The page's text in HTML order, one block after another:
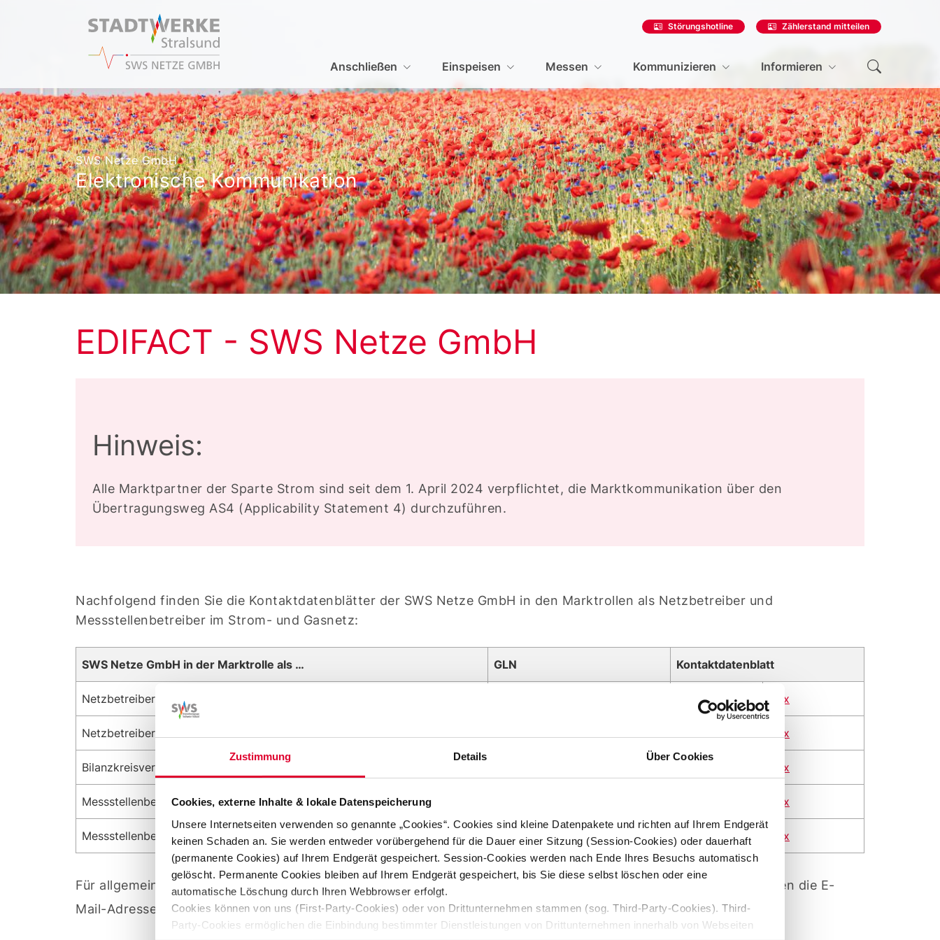
Zustimmung Details Über Cookies
Cookies, externe Inhalte & lokale Datenspeicherung
Unsere Internetseiten verwenden so genannte „Cookies“. Cookies sind kleine Datenpakete und richten auf Ihrem Endgerät
keinen Schaden an. Sie werden entweder vorübergehend für die Dauer einer Sitzung (Session-Cookies) oder dauerhaft
(permanente Cookies) auf Ihrem Endgerät gespeichert. Session-Cookies werden nach Ende Ihres Besuchs automatisch
gelöscht. Permanente Cookies bleiben auf Ihrem Endgerät gespeichert, bis Sie diese selbst löschen oder eine
automatische Löschung durch Ihren Webbrowser erfolgt.
Cookies können von uns (First-Party-Cookies) oder von Drittunternehmen stammen (sog. Third-Party-Cookies). Third-
Party-Cookies ermöglichen die Einbindung bestimmter Dienstleistungen von Drittunternehmen innerhalb von Webseiten
Störungshotline Zählerstand mitteilen
Anschließen Einspeisen Messen Kommunizieren Informieren
SWS Netze GmbH
Elektronische Kommunikation
EDIFACT - SWS Netze GmbH
Hinweis:
Alle Marktpartner der Sparte Strom sind seit dem 1. April 2024 verpflichtet, die Marktkommunikation über den
Übertragungsweg AS4 (Applicability Statement 4) durchzuführen.
Nachfolgend finden Sie die Kontaktdatenblätter der SWS Netze GmbH in den Marktrollen als Netzbetreiber und
Messstellenbetreiber im Strom- und Gasnetz:
SWS Netze GmbH in der Marktrolle als … GLN Kontaktdatenblatt
Netzbetreiber Strom xlsx
Netzbetreiber Gas xlsx
Bilanzkreisverantwortlicher Strom xlsx
Messstellenbetreiber Strom xlsx
Messstellenbetreiber Gas 9800219000002 pdf xlsx
Für allgemeine Anfragen, Anfragen zum Austausch von Zertifikaten sowie zur EDIFACT Kommunikation steht Ihnen die E-
Mail-Adresse
edifact-fragen@stadtwerke-stralsund.de zur Verfügung.